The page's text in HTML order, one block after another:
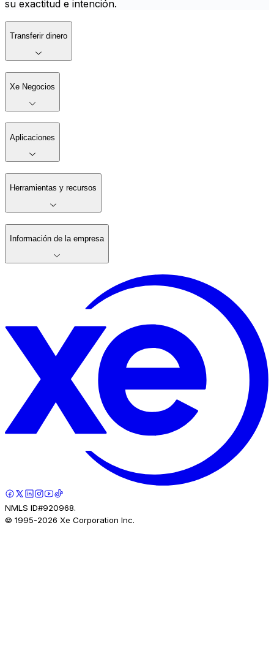
su exactitud e intención.
Transferir dinero
Xe Negocios
Aplicaciones
Herramientas y recursos
Información de la empresa
NMLS ID#920968.
© 1995-2026 Xe Corporation Inc.